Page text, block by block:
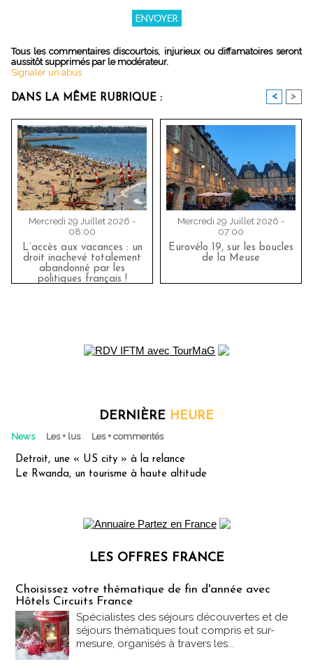
Tous les commentaires discourtois, injurieux ou diffamatoires seront
aussitôt supprimés par le modérateur.
Signaler un abus
DANS LA MÊME RUBRIQUE : < >
Mercredi 29 Juillet 2026 -
08:00
L’accès aux vacances : un
droit inachevé totalement
abandonné par les
politiques français !
Mercredi 29 Juillet 2026 -
07:00
Eurovélo 19, sur les boucles
de la Meuse
DERNIÈRE HEURE
News Les + lus Les + commentés
Detroit, une « US city » à la relance
Le Rwanda, un tourisme à haute altitude
LES OFFRES FRANCE
Choisissez votre thématique de fin d'année avec
Hôtels Circuits France
Spécialistes des séjours découvertes et de
séjours thématiques tout compris et sur-
mesure, organisés à travers les...